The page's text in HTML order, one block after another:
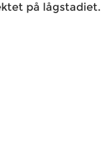
på lågstadiet.